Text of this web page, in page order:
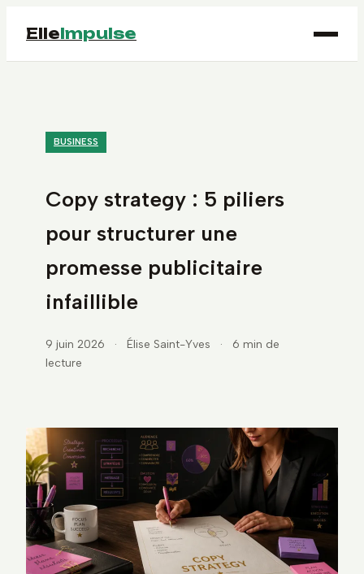
ElleImpulse
BUSINESS
Copy strategy : 5 piliers
pour structurer une
promesse publicitaire
infaillible
9 juin 2026 · Élise Saint-Yves ·
6 min de
lecture